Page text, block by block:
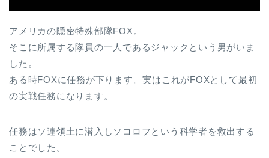
アメリカの隠密特殊部隊FOX。
そこに所属する隊員の一人であるジャックという男がいま
した。
ある時FOXに任務が下ります。実はこれがFOXとして最初
の実戦任務になります。
任務はソ連領土に潜入しソコロフという科学者を救出する
ことでした。